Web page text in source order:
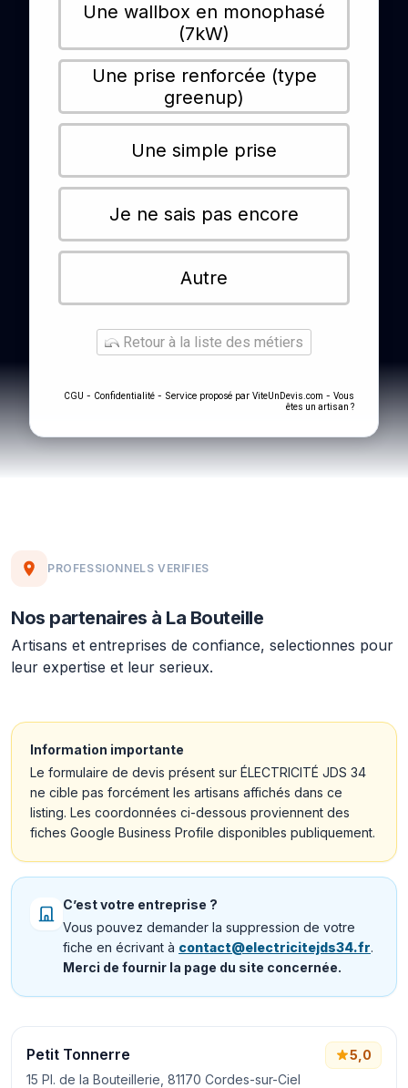
Une wallbox en monophasé
(7kW)
Une prise renforcée (type
greenup)
Une simple prise
Je ne sais pas encore
Autre
Retour à la liste des métiers
CGU - Confidentialité - Service proposé par ViteUnDevis.com - Vous
êtes un artisan ?
PROFESSIONNELS VERIFIES
Nos partenaires à La Bouteille
Artisans et entreprises de confiance, selectionnes pour
leur expertise et leur serieux.
Information importante
Le formulaire de devis présent sur ÉLECTRICITÉ JDS 34
ne cible pas forcément les artisans affichés dans ce
listing. Les coordonnées ci-dessous proviennent des
fiches Google Business Profile disponibles publiquement.
C’est votre entreprise ?
Vous pouvez demander la suppression de votre
fiche en écrivant à contact@electricitejds34.fr.
Merci de fournir la page du site concernée.
Petit Tonnerre
15 Pl. de la Bouteillerie, 81170 Cordes-sur-Ciel
5,0